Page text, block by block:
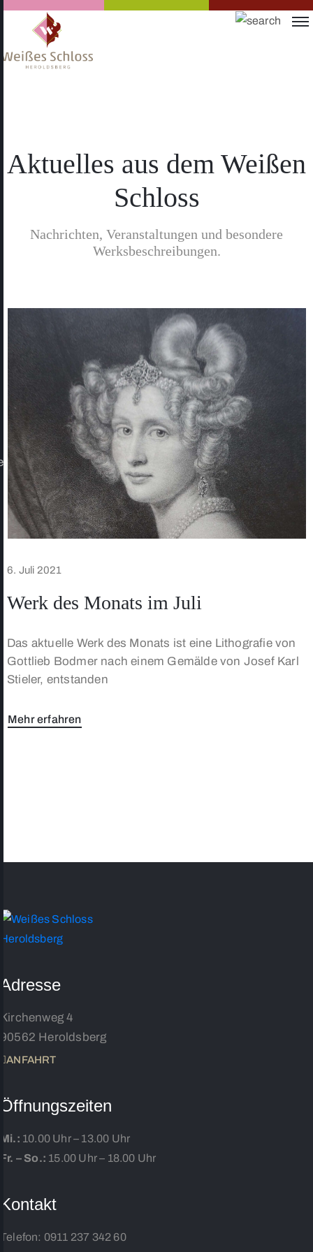
Aktuelles aus dem Weißen
Schloss
Nachrichten, Veranstaltungen und besondere
Werksbeschreibungen.
6. Juli 2021
Werk des Monats im Juli
Das aktuelle Werk des Monats ist eine Lithografie von
Gottlieb Bodmer nach einem Gemälde von Josef Karl
Stieler, entstanden
Mehr erfahren
Adresse
Kirchenweg 4
90562 Heroldsberg
ANFAHRT
Öffnungszeiten
Mi.: 10.00 Uhr – 13.00 Uhr
Fr. – So.: 15.00 Uhr – 18.00 Uhr
Kontakt
Telefon: 0911 237 342 60